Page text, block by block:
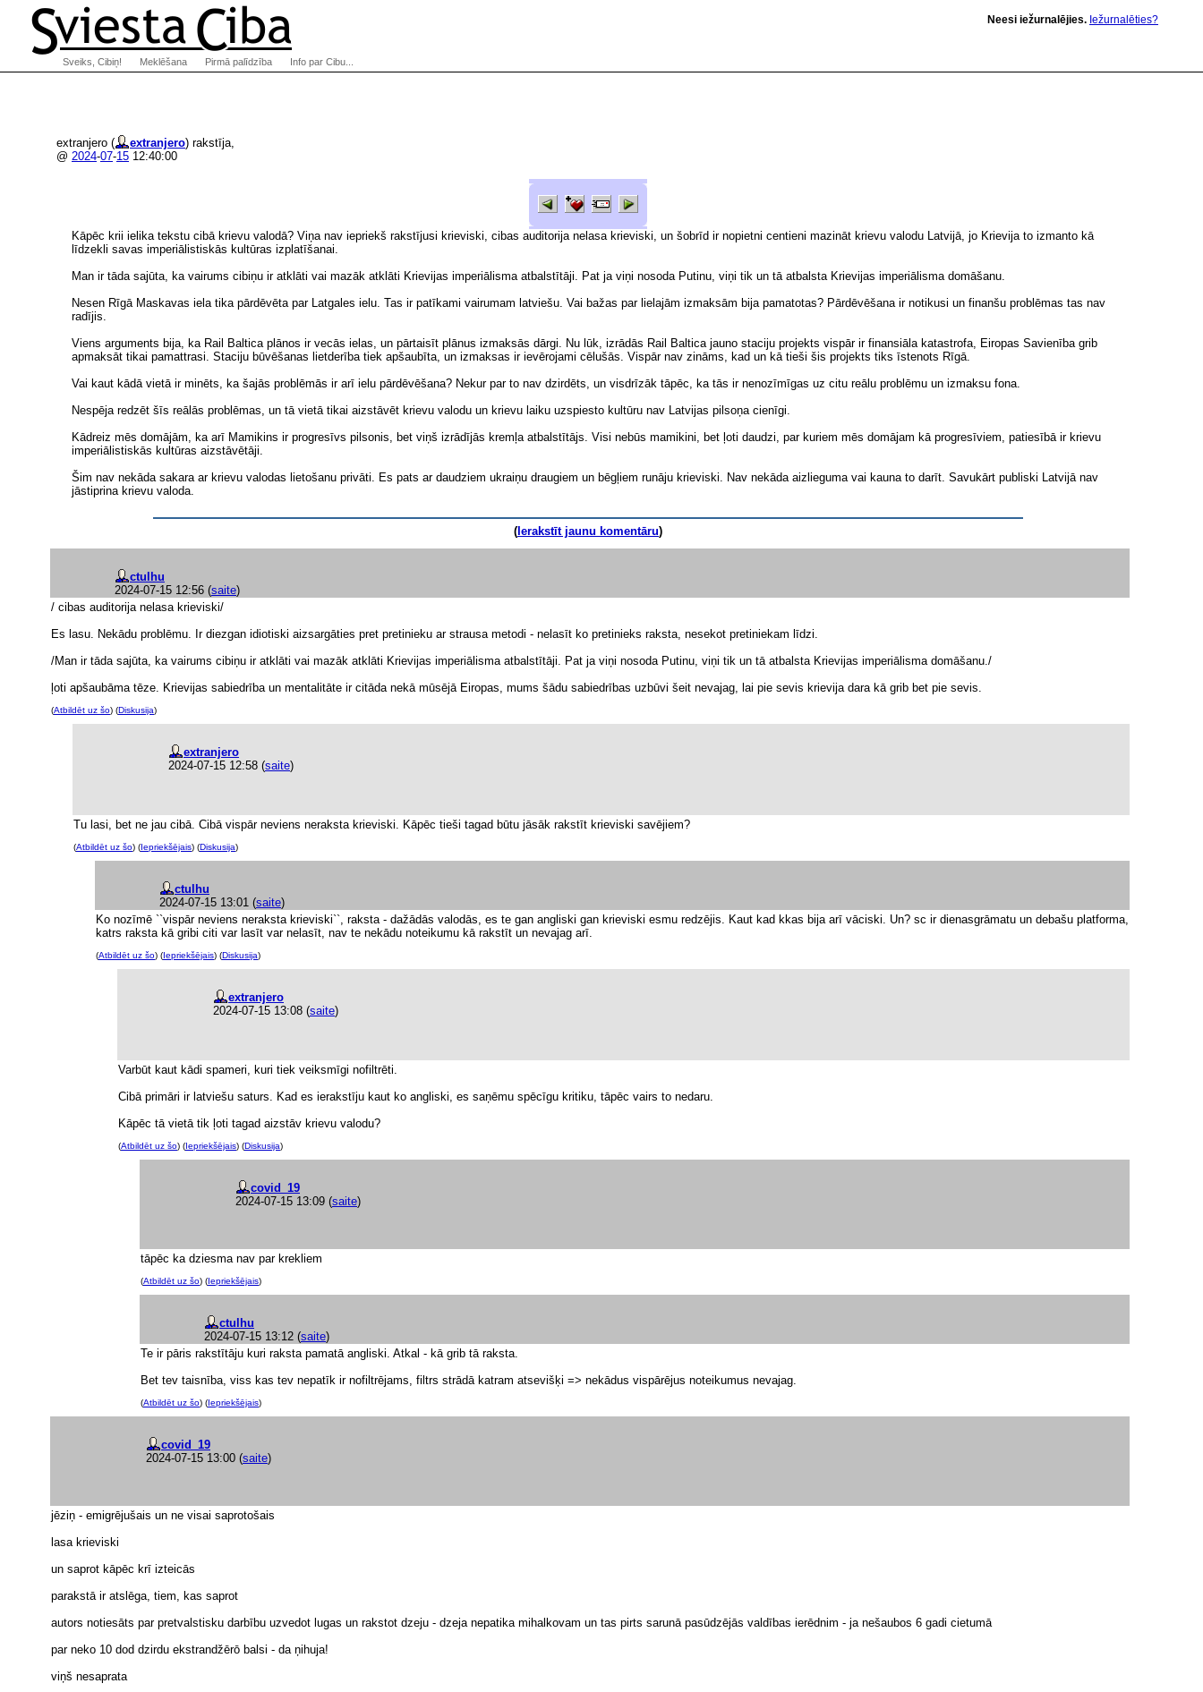
extranjero ( extranjero) rakstīja,
@ 2024-07-15 12:40:00
Kāpēc krii ielika tekstu cibā krievu valodā? Viņa nav iepriekš rakstījusi krieviski, cibas auditorija nelasa krieviski, un šobrīd ir nopietni centieni mazināt krievu valodu Latvijā, jo Krievija to izmanto kā
līdzekli savas imperiālistiskās kultūras izplatīšanai.
Man ir tāda sajūta, ka vairums cibiņu ir atklāti vai mazāk atklāti Krievijas imperiālisma atbalstītāji. Pat ja viņi nosoda Putinu, viņi tik un tā atbalsta Krievijas imperiālisma domāšanu.
Nesen Rīgā Maskavas iela tika pārdēvēta par Latgales ielu. Tas ir patīkami vairumam latviešu. Vai bažas par lielajām izmaksām bija pamatotas? Pārdēvēšana ir notikusi un finanšu problēmas tas nav
radījis.
Viens arguments bija, ka Rail Baltica plānos ir vecās ielas, un pārtaisīt plānus izmaksās dārgi. Nu lūk, izrādās Rail Baltica jauno staciju projekts vispār ir finansiāla katastrofa, Eiropas Savienība grib
apmaksāt tikai pamattrasi. Staciju būvēšanas lietderība tiek apšaubīta, un izmaksas ir ievērojami cēlušās. Vispār nav zināms, kad un kā tieši šis projekts tiks īstenots Rīgā.
Vai kaut kādā vietā ir minēts, ka šajās problēmās ir arī ielu pārdēvēšana? Nekur par to nav dzirdēts, un visdrīzāk tāpēc, ka tās ir nenozīmīgas uz citu reālu problēmu un izmaksu fona.
Nespēja redzēt šīs reālās problēmas, un tā vietā tikai aizstāvēt krievu valodu un krievu laiku uzspiesto kultūru nav Latvijas pilsoņa cienīgi.
Kādreiz mēs domājām, ka arī Mamikins ir progresīvs pilsonis, bet viņš izrādījās kremļa atbalstītājs. Visi nebūs mamikini, bet ļoti daudzi, par kuriem mēs domājam kā progresīviem, patiesībā ir krievu
imperiālistiskās kultūras aizstāvētāji.
Šim nav nekāda sakara ar krievu valodas lietošanu privāti. Es pats ar daudziem ukraiņu draugiem un bēgļiem runāju krieviski. Nav nekāda aizlieguma vai kauna to darīt. Savukārt publiski Latvijā nav
jāstiprina krievu valoda.
( Ierakstīt jaunu komentāru)
ctulhu
2024-07-15 12:56 (saite)
/ cibas auditorija nelasa krieviski/
Es lasu. Nekādu problēmu. Ir diezgan idiotiski aizsargāties pret pretinieku ar strausa metodi - nelasīt ko pretinieks raksta, nesekot pretiniekam līdzi.
/Man ir tāda sajūta, ka vairums cibiņu ir atklāti vai mazāk atklāti Krievijas imperiālisma atbalstītāji. Pat ja viņi nosoda Putinu, viņi tik un tā atbalsta Krievijas imperiālisma domāšanu./
ļoti apšaubāma tēze. Krievijas sabiedrība un mentalitāte ir citāda nekā mūsējā Eiropas, mums šādu sabiedrības uzbūvi šeit nevajag, lai pie sevis krievija dara kā grib bet pie sevis.
(Atbildēt uz šo) (Diskusija)
extranjero
2024-07-15 12:58 (saite)
Tu lasi, bet ne jau cibā. Cibā vispār neviens neraksta krieviski. Kāpēc tieši tagad būtu jāsāk rakstīt krieviski savējiem?
(Atbildēt uz šo) (Iepriekšējais) (Diskusija)
ctulhu
2024-07-15 13:01 (saite)
Ko nozīmē ``vispār neviens neraksta krieviski``, raksta - dažādās valodās, es te gan angliski gan krieviski esmu redzējis. Kaut kad kkas bija arī vāciski. Un? sc ir dienasgrāmatu un debašu platforma,
katrs raksta kā gribi citi var lasīt var nelasīt, nav te nekādu noteikumu kā rakstīt un nevajag arī.
(Atbildēt uz šo) (Iepriekšējais) (Diskusija)
extranjero
2024-07-15 13:08 (saite)
Varbūt kaut kādi spameri, kuri tiek veiksmīgi nofiltrēti.
Cibā primāri ir latviešu saturs. Kad es ierakstīju kaut ko angliski, es saņēmu spēcīgu kritiku, tāpēc vairs to nedaru.
Kāpēc tā vietā tik ļoti tagad aizstāv krievu valodu?
(Atbildēt uz šo) (Iepriekšējais) (Diskusija)
covid_19
2024-07-15 13:09 (saite)
tāpēc ka dziesma nav par krekliem
(Atbildēt uz šo) (Iepriekšējais)
ctulhu
2024-07-15 13:12 (saite)
Te ir pāris rakstītāju kuri raksta pamatā angliski. Atkal - kā grib tā raksta.
Bet tev taisnība, viss kas tev nepatīk ir nofiltrējams, filtrs strādā katram atsevišķi => nekādus vispārējus noteikumus nevajag.
(Atbildēt uz šo) (Iepriekšējais)
covid_19
2024-07-15 13:00 (saite)
jēziņ - emigrējušais un ne visai saprotošais
lasa krieviski
un saprot kāpēc krī izteicās
parakstā ir atslēga, tiem, kas saprot
autors notiesāts par pretvalstisku darbību uzvedot lugas un rakstot dzeju - dzeja nepatika mihalkovam un tas pirts sarunā pasūdzējās valdības ierēdnim - ja nešaubos 6 gadi cietumā
par neko 10 dod dzirdu ekstrandžērō balsi - da ņihuja!
viņš nesaprata
Neesi iežurnalējies. Iežurnalēties?
Sveiks, Cibiņ! Meklēšana Pirmā palīdzība Info par Cibu...